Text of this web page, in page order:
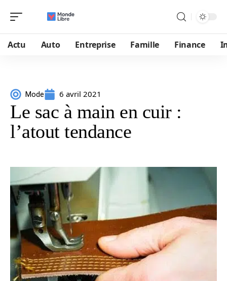
Actu Auto Entreprise Famille Finance
Mode 6 avril 2021
Le sac à main en cuir :
l’atout tendance